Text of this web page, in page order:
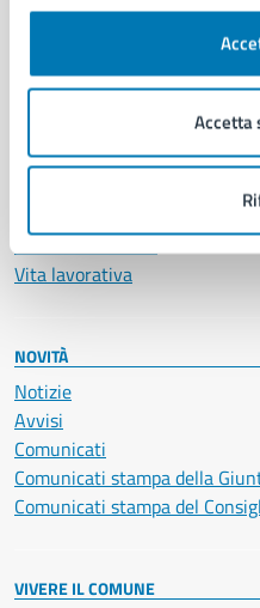
Accetta
Anagrafe e stato civile
Cultura e tempo libero
Documenti e certificati
Educazione e formazione
Giustizia e sicurezza pubblica
Salute, benessere e assistenza
Servizi Cimiteriali
Vita lavorativa
NOVITÀ
Notizie
Avvisi
Comunicati
Comunicati stampa della
Comunicati stampa del
VIVERE IL COMUNE